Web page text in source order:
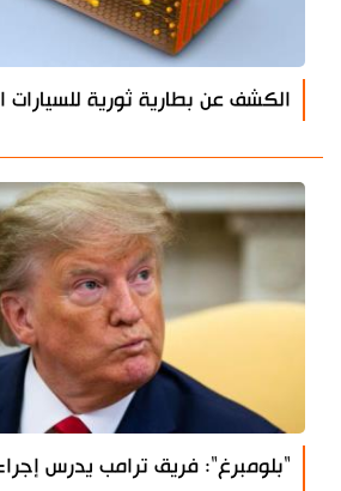
الكشف عن بطارية ثورية للسيارات
"بلومبرغ": فريق ترامب يدرس